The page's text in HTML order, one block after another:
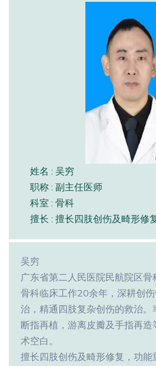
姓名 : 吴穷
职称 : 副主任医师
科室 : 骨科
擅长 : 擅长四肢创伤及畸形修
吴穷
广东省第二人民医院民航院区
骨科临床工作20余年，深耕创
治，精通四肢复杂创伤的救治
断指再植，游离皮瓣及手指再
术空白。
擅长四肢创伤及畸形修复，功能